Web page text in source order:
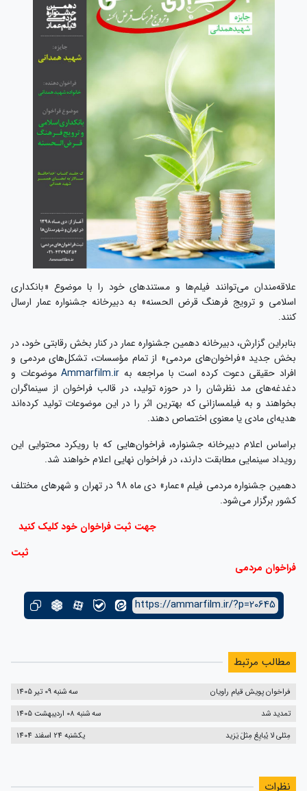
علاقه‌مندان می‌توانند فیلم‌ها و مستندهای خود را با موضوع «بانکداری
اسلامی و ترویج فرهنگ قرض الحسنه» به دبیرخانه جشنواره عمار ارسال
کنند.
بنابراین گزارش، دبیرخانه دهمین جشنواره عمار در کنار بخش رقابتی خود، در
بخش جدید «فراخوان‌های مردمی» از تمام مؤسسات، تشکل‌های مردمی و
افراد حقیقی دعوت کرده است با مراجعه به Ammarfilm.irموضوعات و
دغدغه‌های مد نظرشان را در حوزه تولید، در قالب فراخوان‌ از سینماگران
بخواهند و به فیلمسازانی که بهترین اثر را در این موضوعات تولید کرده‌اند
هدیه‌ای مادی یا معنوی اختصاص دهند.
براساس اعلام دبیرخانه جشنواره، فراخوان‌هایی که با رویکرد محتوایی این
رویداد سینمایی مطابقت دارند، در فراخوان نهایی اعلام خواهند شد.
دهمین جشنواره مردمی فیلم «عمار» دی ماه ۹۸ در تهران و شهرهای مختلف
کشور برگزار می‌شود.
جهت ثبت فراخوان خود کلیک کنید
ثبت
فراخوان مردمی
https://ammarfilm.ir/?p=20645
مطالب مرتبط
فراخوان پویش قیام راویان
سه شنبه 09 تیر 1405
تمدید شد
سه شنبه 08 اردیبهشت 1405
مِثلی لا یُبایِعُ مِثلَ یَزید
یکشنبه 24 اسفند 1404
نظرات